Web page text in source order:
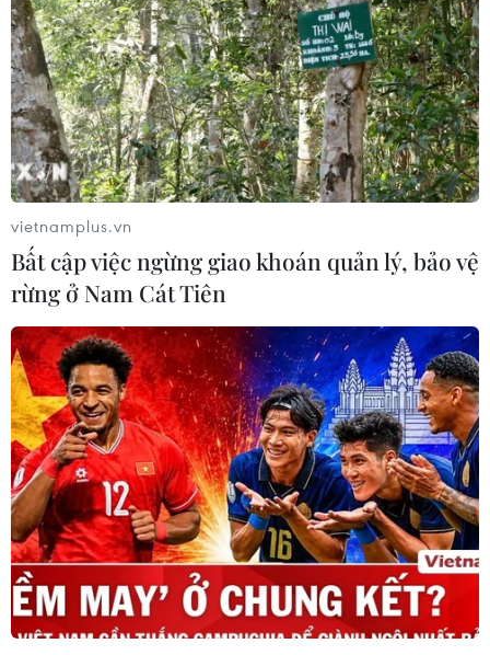
Anh cân nhắc gửi quân đến Gaza hỗ trợ
cung cấp viện trợ nhân đạo
27/04/2024 23:02
Dự kiến, hàng chục nghìn tấn hàng viện trợ sẽ được
chuyển từ đảo Cyprus thông qua một bến tàu tạm thời
tại cảng Ashdod của Israel.tới Gaza để ngăn chặn nguy
cơ xảy ra nạn đói ở đây.
vietnamplus.vn
Bất cập việc ngừng giao khoán quản lý, bảo vệ
rừng ở Nam Cát Tiên